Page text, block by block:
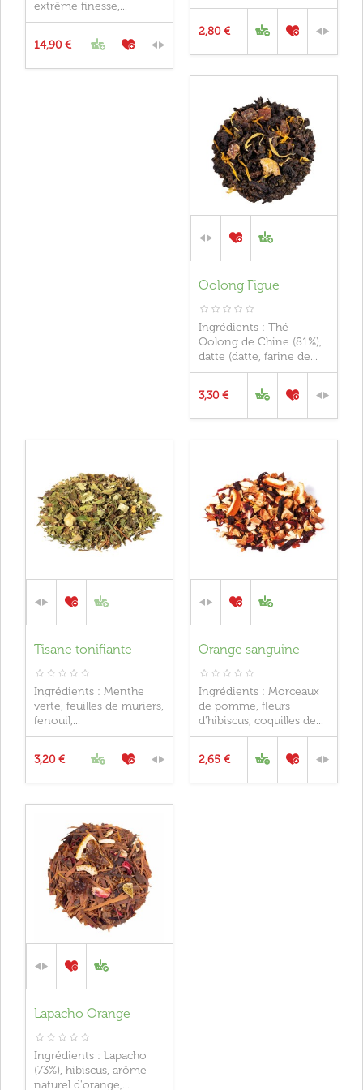
extrême finesse,...
14,90 €
2,80 €
Oolong Figue
Ingrédients : Thé
Oolong de Chine (81%),
datte (datte, farine de...
3,30 €
Tisane tonifiante
Ingrédients : Menthe
verte, feuilles de muriers,
fenouil,...
3,20 €
Orange sanguine
Ingrédients : Morceaux
de pomme, fleurs
d'hibiscus, coquilles de...
2,65 €
Lapacho Orange
Ingrédients : Lapacho
(73%), hibiscus, arôme
naturel d'orange,...